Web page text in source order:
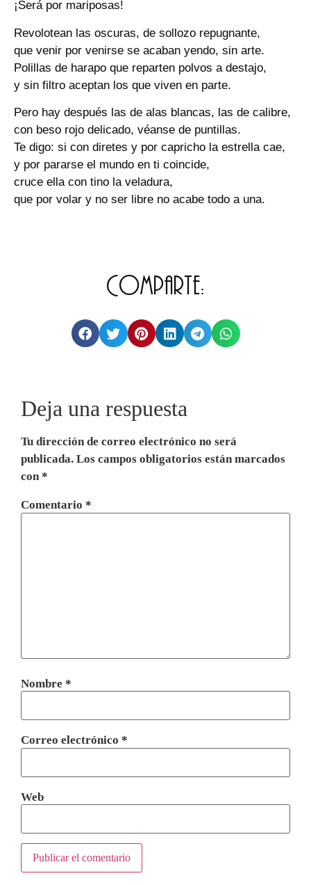
¡Será por mariposas!
Revolotean las oscuras, de sollozo repugnante,
que venir por venirse se acaban yendo, sin arte.
Polillas de harapo que reparten polvos a destajo,
y sin filtro aceptan los que viven en parte.
Pero hay después las de alas blancas, las de calibre,
con beso rojo delicado, véanse de puntillas.
Te digo: si con diretes y por capricho la estrella cae,
y por pararse el mundo en ti coincide,
cruce ella con tino la veladura,
que por volar y no ser libre no acabe todo a una.
Comparte:
Deja una respuesta
Tu dirección de correo electrónico no será
publicada. Los campos obligatorios están marcados
con*
Comentario *
Nombre *
Correo electrónico *
Web